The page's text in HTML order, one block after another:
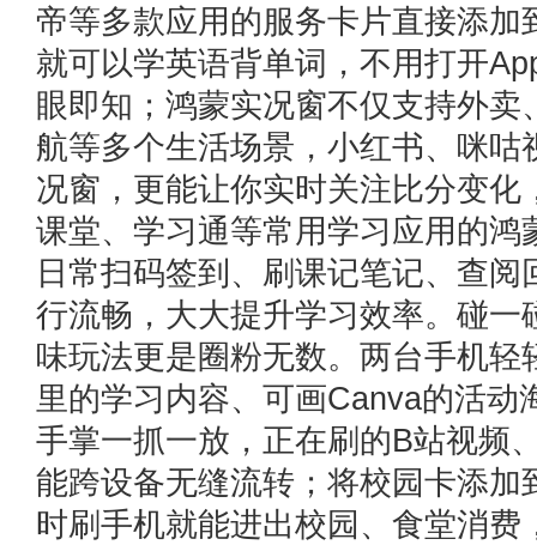
帝等多款应用的服务卡片直接添加
就可以学英语背单词，不用打开
眼即知；鸿蒙实况窗不仅支持外卖
航等多个生活场景，小红书、咪咕
况窗，更能让你实时关注比分变化
课堂、学习通等常用学习应用的鸿
日常扫码签到、刷课记笔记、查阅
行流畅，大大提升学习效率。碰一
味玩法更是圈粉无数。两台手机轻
里的学习内容、可画Canva的活动
手掌一抓一放，正在刷的B站视频
能跨设备无缝流转；将校园卡添加
时刷手机就能进出校园、食堂消费